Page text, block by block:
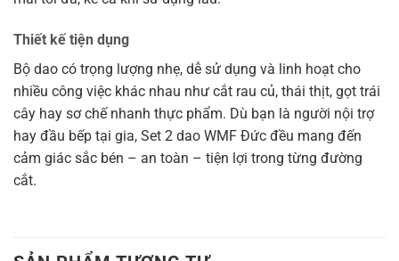
Thiết kế tiện dụng
Bộ dao có trọng lượng nhẹ, dễ sử dụng và linh hoạt cho
nhiều công việc khác nhau như cắt rau củ, thái thịt, gọt trái
cây hay sơ chế nhanh thực phẩm. Dù bạn là người nội trợ
hay đầu bếp tại gia, Set 2 dao WMF Đức đều mang đến
cảm giác sắc bén – an toàn – tiện lợi trong từng đường
cắt.